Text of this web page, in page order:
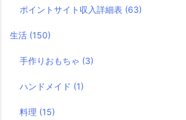
ポイントサイト収入詳細表 (63)
生活 (150)
手作りおもちゃ (3)
ハンドメイド (1)
料理 (15)